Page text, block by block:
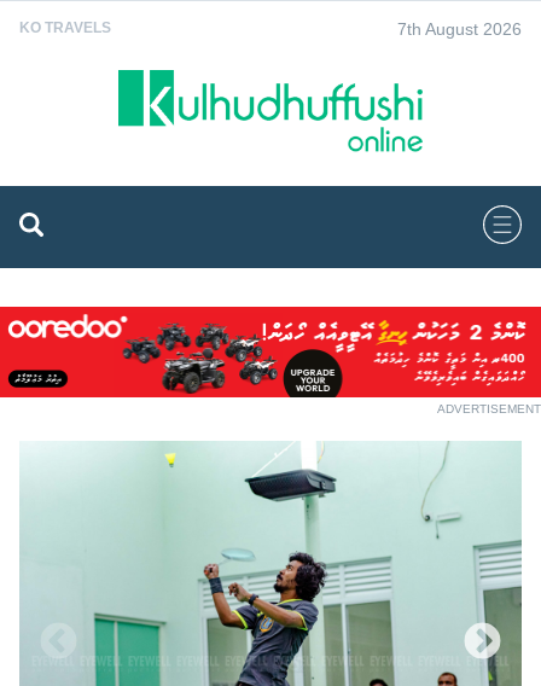
KO TRAVELS 7th August 2026
ADVERTISEMENT